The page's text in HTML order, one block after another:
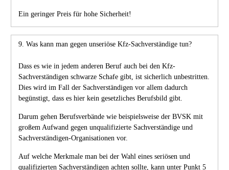
Ein geringer Preis für hohe Sicherheit!
9. Was kann man gegen unseriöse Kfz-Sachverständige tun?
Dass es wie in jedem anderen Beruf auch bei den Kfz-
Sachverständigen schwarze Schafe gibt, ist sicherlich unbestritten.
Dies wird im Fall der Sachverständigen vor allem dadurch
begünstigt, dass es hier kein gesetzliches Berufsbild gibt.
Darum gehen Berufsverbände wie beispielsweise der BVSK mit
großem Aufwand gegen unqualifizierte Sachverständige und
Sachverständigen-Organisationen vor.
Auf welche Merkmale man bei der Wahl eines seriösen und
qualifizierten Sachverständigen achten sollte, kann unter Punkt 5